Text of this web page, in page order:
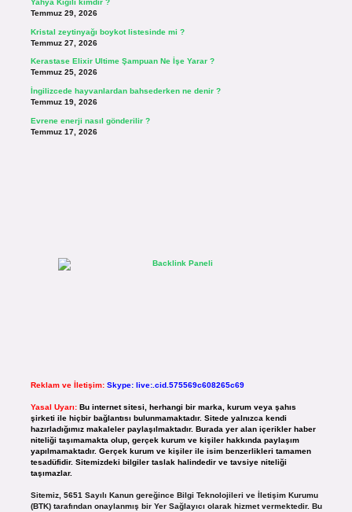
Yahya Kığılı kimdir ?
Temmuz 29, 2026
Kristal zeytinyağı boykot listesinde mi ?
Temmuz 27, 2026
Kerastase Elixir Ultime Şampuan Ne İşe Yarar ?
Temmuz 25, 2026
İngilizcede hayvanlardan bahsederken ne denir ?
Temmuz 19, 2026
Evrene enerji nasıl gönderilir ?
Temmuz 17, 2026
Reklam ve İletişim: Skype: live:.cid.575569c608265c69
Yasal Uyarı: Bu internet sitesi, herhangi bir marka, kurum veya şahıs
şirketi ile hiçbir bağlantısı bulunmamaktadır. Sitede yalnızca kendi
hazırladığımız makaleler paylaşılmaktadır. Burada yer alan içerikler haber
niteliği taşımamakta olup, gerçek kurum ve kişiler hakkında paylaşım
yapılmamaktadır. Gerçek kurum ve kişiler ile isim benzerlikleri tamamen
tesadüfidir. Sitemizdeki bilgiler taslak halindedir ve tavsiye niteliği
taşımazlar.
Sitemiz, 5651 Sayılı Kanun gereğince Bilgi Teknolojileri ve İletişim Kurumu
(BTK) tarafından onaylanmış bir Yer Sağlayıcı olarak hizmet vermektedir. Bu